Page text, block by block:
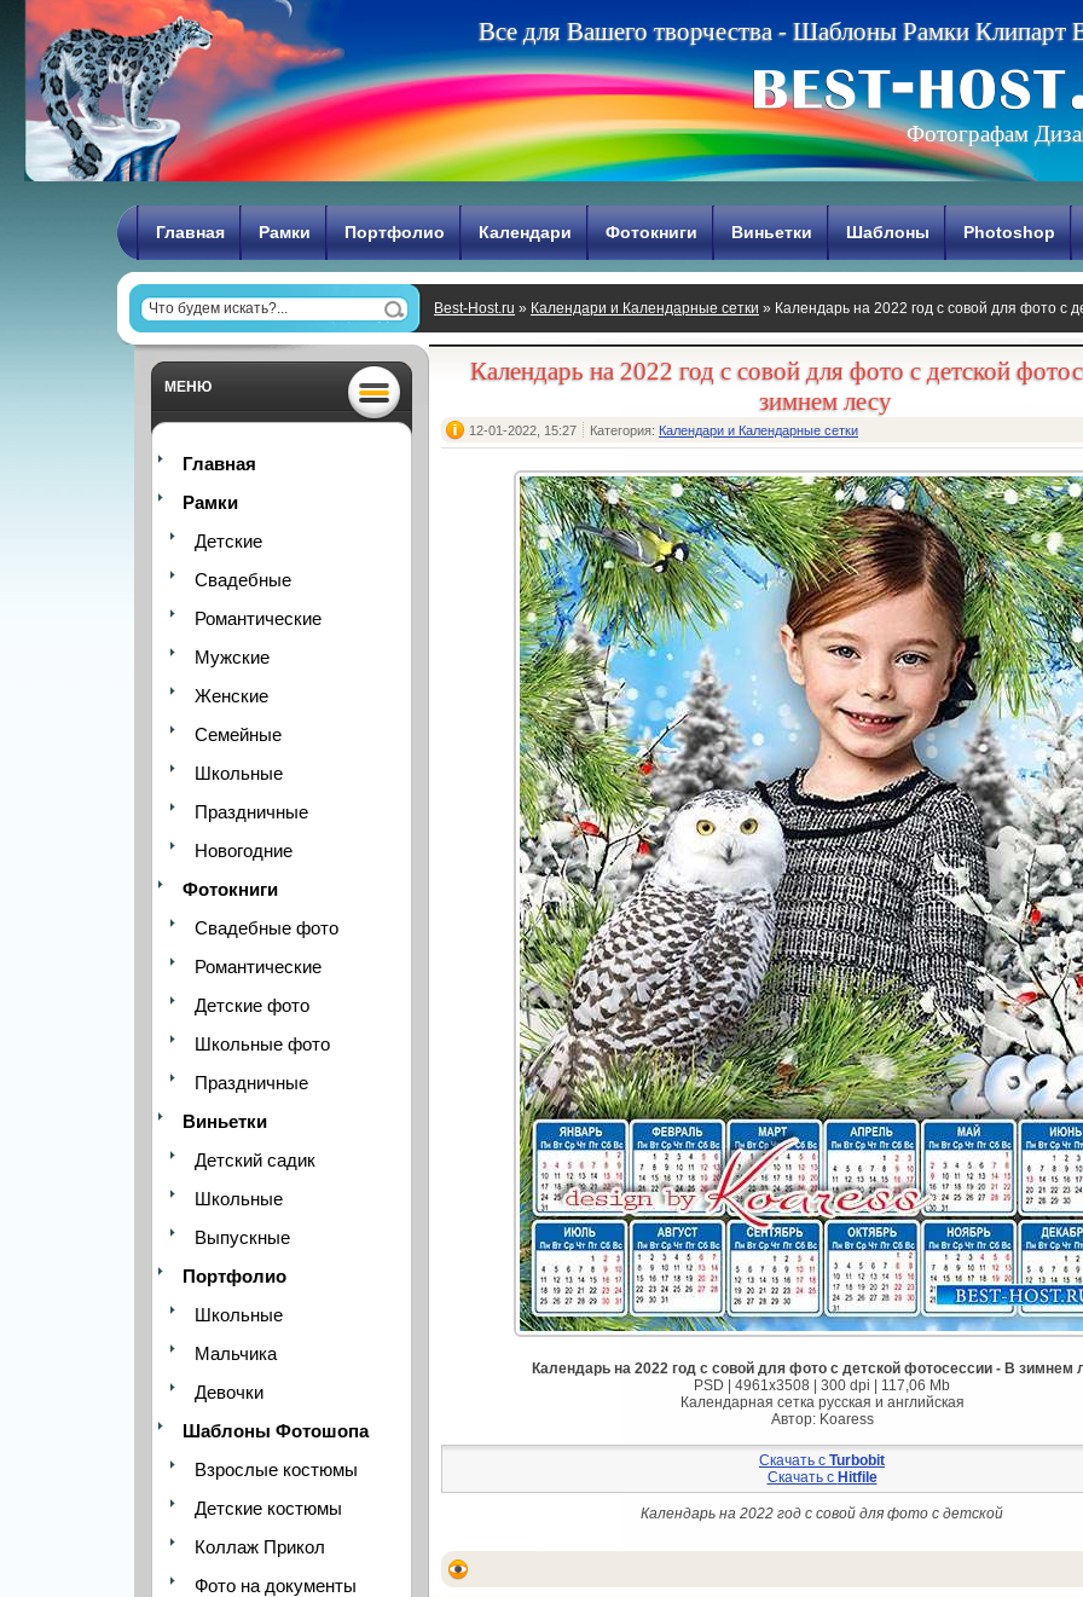
Все для Вашего творчества - Шаблоны Рамки Клипарт
Фотографам
Главная Рамки Портфолио Календари Фотокниги Виньетки Шаблоны Photoshop
Best-Host.ru » Календари и Календарные сетки » Календарь на 2022 год с совой для фото с
МЕНЮ
Главная
Рамки
Детские
Свадебные
Романтические
Мужские
Женские
Семейные
Школьные
Праздничные
Новогодние
Фотокниги
Свадебные фото
Романтические
Детские фото
Школьные фото
Праздничные
Виньетки
Детский садик
Школьные
Выпускные
Портфолио
Школьные
Мальчика
Девочки
Шаблоны Фотошопа
Взрослые костюмы
Детские костюмы
Коллаж Прикол
Фото на документы
Календарь на 2022 год с совой для фото с детской
зимнем лесу
12-01-2022, 15:27 Категория: Календари и Календарные сетки
Календарь на 2022 год с совой для фото с детской фотосессии - В зимнем
PSD | 4961x3508 | 300 dpi | 117,06 Mb
Календарная сетка русская и английская
Автор: Koaress
Скачать с Turbobit
Скачать с Hitfile
Календарь на 2022 год с совой для фото с детской